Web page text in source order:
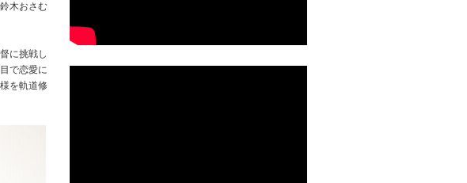
木おさむ
に挑戦し
で恋愛に
を軌道修